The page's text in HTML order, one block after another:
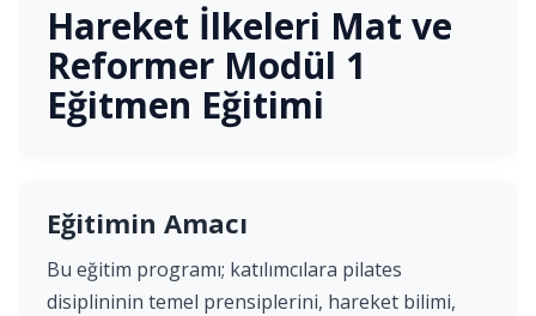
Hareket İlkeleri Mat ve
Reformer Modül 1
Eğitmen Eğitimi
Eğitimin Amacı
Bu eğitim programı; katılımcılara pilates
disiplininin temel prensiplerini, hareket bilimi,